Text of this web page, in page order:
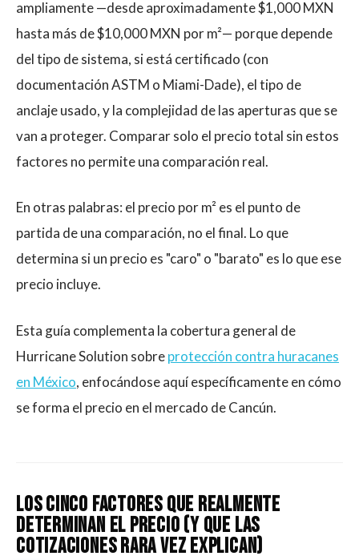
ampliamente —desde aproximadamente $1,000 MXN
hasta más de $10,000 MXN por m²— porque depende
del tipo de sistema, si está certificado (con
documentación ASTM o Miami-Dade), el tipo de
anclaje usado, y la complejidad de las aperturas que se
van a proteger. Comparar solo el precio total sin estos
factores no permite una comparación real.
En otras palabras: el precio por m² es el punto de
partida de una comparación, no el final. Lo que
determina si un precio es "caro" o "barato" es lo que ese
precio incluye.
Esta guía complementa la cobertura general de
Hurricane Solution sobreprotección contra huracanes
en México, enfocándose aquí específicamente en cómo
se forma el precio en el mercado de Cancún.
Los cinco factores que realmente
determinan el precio (y que las
cotizaciones rara vez explican)